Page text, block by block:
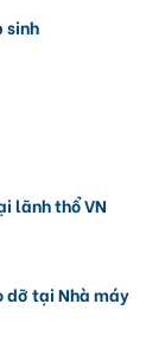
sinh
lãnh thổ VN
dỡ tại Nhà máy